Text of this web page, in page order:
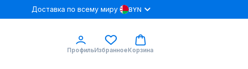
Доставка по всему миру BYN
ПрофильИзбранноеКорзина